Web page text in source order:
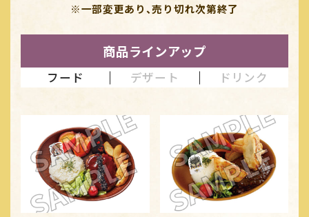
※一部変更あり、売り切れ次第終了
商品ラインアップ
フード デザート ドリンク